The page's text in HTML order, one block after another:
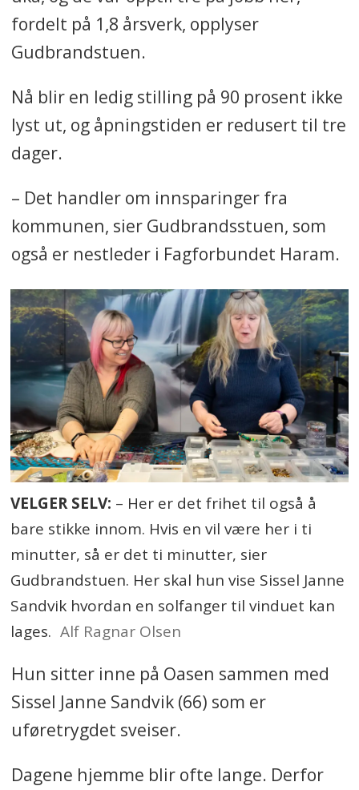
fordelt på 1,8 årsverk, opplyser
Gudbrandstuen.
Nå blir en ledig stilling på 90 prosent ikke
lyst ut, og åpningstiden er redusert til tre
dager.
– Det handler om innsparinger fra
kommunen, sier Gudbrandsstuen, som
også er nestleder i Fagforbundet Haram.
VELGER SELV: – Her er det frihet til også å
bare stikke innom. Hvis en vil være her i ti
minutter, så er det ti minutter, sier
Gudbrandstuen. Her skal hun vise Sissel Janne
Sandvik hvordan en solfanger til vinduet kan
lages. Alf Ragnar Olsen
Hun sitter inne på Oasen sammen med
Sissel Janne Sandvik (66) som er
uføretrygdet sveiser.
Dagene hjemme blir ofte lange. Derfor